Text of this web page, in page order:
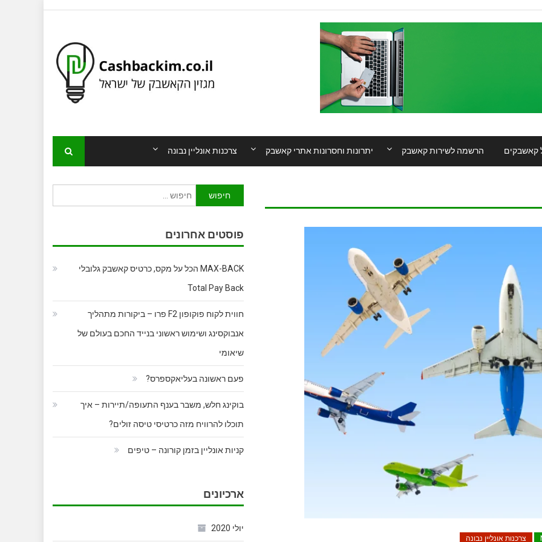
צרכנות אונליין נבונה יתרונות וחסרונות אתרי קאשבק הרשמה לשירות קאשבק קאשבקים
צרכנות אונליין נבונה
חיפוש:
פוסטים אחרונים
MAX-BACK הכל על מקס, כרטיס קאשבק גלובלי
Total Pay Back
חווית לקוח פוקופון F2 פרו – ביקורות מתהליך
אנבוקסינג ושימוש ראשוני בנייד החכם בעולם של
שיאומי
פעם ראשונה בעליאקספרס?
בוקינג חלש, משבר בענף התעופה/תיירות – איך
תוכלו להרוויח מזה כרטיסי טיסה זולים?
קניות אונליין בזמן קורונה – טיפים
ארכיונים
יולי 2020